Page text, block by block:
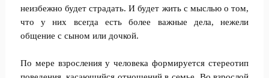
неизбежно будет страдать. И будет жить с мыслью о том,
что у них всегда есть более важные дела, нежели
общение с сыном или дочкой.
По мере взросления у человека формируется стереотип